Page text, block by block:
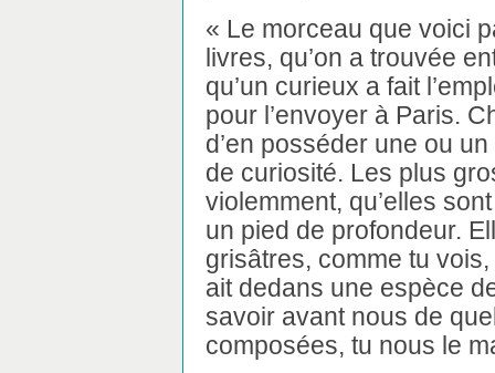
« Le morceau que voici
livres, qu’on a trouvée
qu’un curieux a fait
pour l’envoyer à Paris.
d’en posséder une ou
de curiosité. Les plus
violemment, qu’elles
un pied de profondeur.
grisâtres, comme tu
ait dedans une espèce
savoir avant nous de
composées, tu nous le